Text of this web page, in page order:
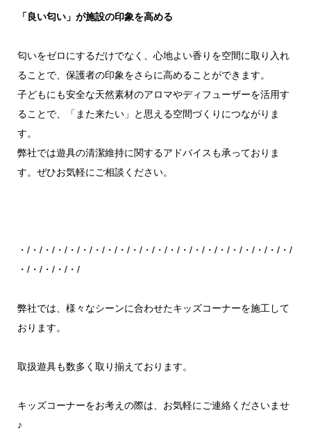
「良い匂い」が施設の印象を高める
匂いをゼロにするだけでなく、心地よい香りを空間に取り入れ
ることで、保護者の印象をさらに高めることができます。
子どもにも安全な天然素材のアロマやディフューザーを活用す
ることで、「また来たい」と思える空間づくりにつながりま
す。
弊社では遊具の清潔維持に関するアドバイスも承っておりま
す。ぜひお気軽にご相談ください。
・/・/・/・/・/・/・/・/・/・/・/・/・/・/・/・/・/・/・/・/・/・/
・/・/・/・/・/
弊社では、様々なシーンに合わせたキッズコーナーを施工して
おります。
取扱遊具も数多く取り揃えております。
キッズコーナーをお考えの際は、お気軽にご連絡くださいませ
♪